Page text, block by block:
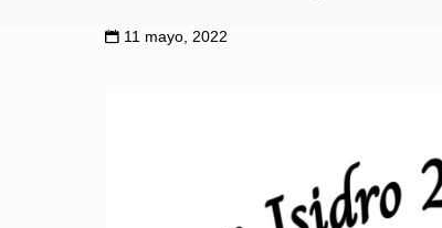
11 mayo, 2022